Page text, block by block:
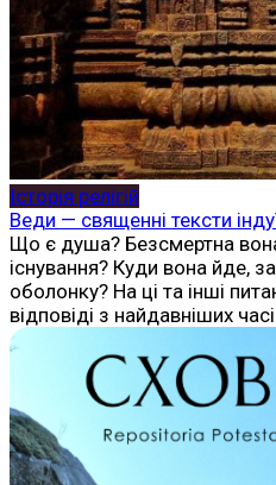
Історія релігій
Веди — священні тексти
Що є душа? Безсмертна
існування? Куди вона йде,
оболонку? На ці та інші
відповіді з найдавніших